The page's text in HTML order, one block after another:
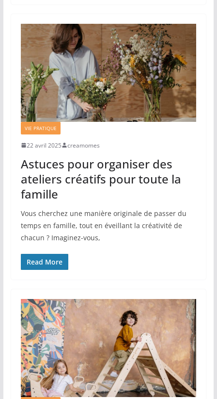
VIE PRATIQUE
22 avril 2025 creamomes
Astuces pour organiser des
ateliers créatifs pour toute la
famille
Vous cherchez une manière originale de passer du
temps en famille, tout en éveillant la créativité de
chacun ? Imaginez-vous,
Read More